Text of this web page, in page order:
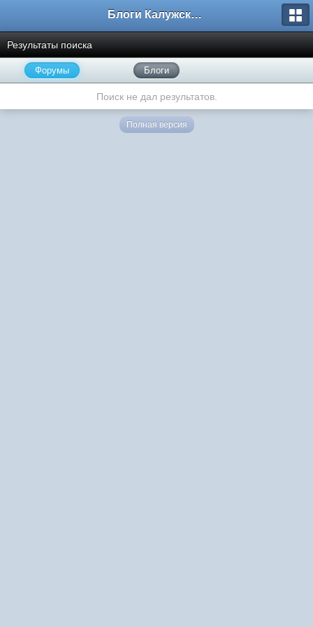
Блоги Калужского перекрестка
Результаты поиска
Форумы Блоги
Поиск не дал результатов.
Полная версия